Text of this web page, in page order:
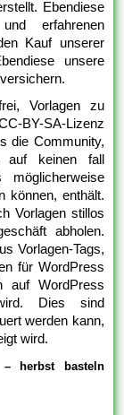
Ebendiese
erfahrenen
Kauf unserer
unsere
Vorlagen zu
BY-SA-Lizenz
die Community,
auf keinen fall
können, enthält.
Vorlagen stillos
abholen.
Vorlagen-Tags,
für WordPress
auf WordPress
Dies sind
werden kann,
wird.
herbst basteln